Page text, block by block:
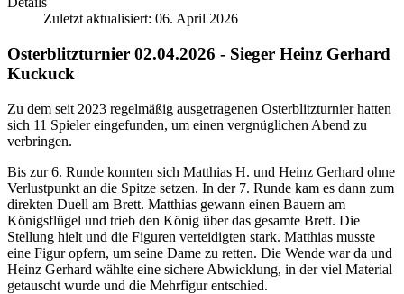
Zuletzt aktualisiert: 06. April 2026
Osterblitzturnier 02.04.2026 - Sieger Heinz Gerhard
Kuckuck
Zu dem seit 2023 regelmäßig ausgetragenen Osterblitzturnier hatten
sich 11 Spieler eingefunden, um einen vergnüglichen Abend zu
verbringen.
Bis zur 6. Runde konnten sich Matthias H. und Heinz Gerhard ohne
Verlustpunkt an die Spitze setzen. In der 7. Runde kam es dann zum
direkten Duell am Brett. Matthias gewann einen Bauern am
Königsflügel und trieb den König über das gesamte Brett. Die
Stellung hielt und die Figuren verteidigten stark. Matthias musste
eine Figur opfern, um seine Dame zu retten. Die Wende war da und
Heinz Gerhard wählte eine sichere Abwicklung, in der viel Material
getauscht wurde und die Mehrfigur entschied.